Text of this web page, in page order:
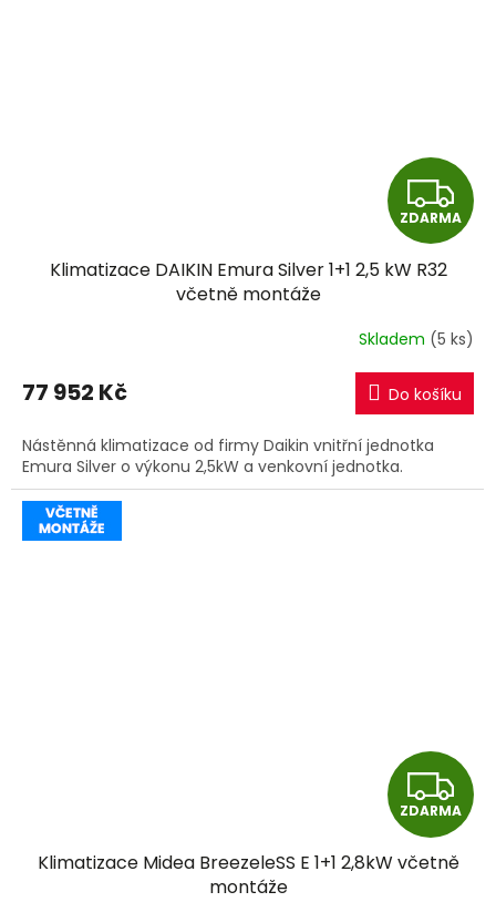
Z
D
R
M
A
ZDARMA
Klimatizace DAIKIN Emura Silver 1+1 2,5 kW R32
včetně montáže
Skladem (5 ks)
77 952 Kč Do košíku
Nástěnná klimatizace od firmy Daikin vnitřní jednotka
Emura Silver o výkonu 2,5kW a venkovní jednotka.
Z
D
A
ZDARMA
Klimatizace Midea BreezeleSS E 1+1 2,8kW včetně
montáže